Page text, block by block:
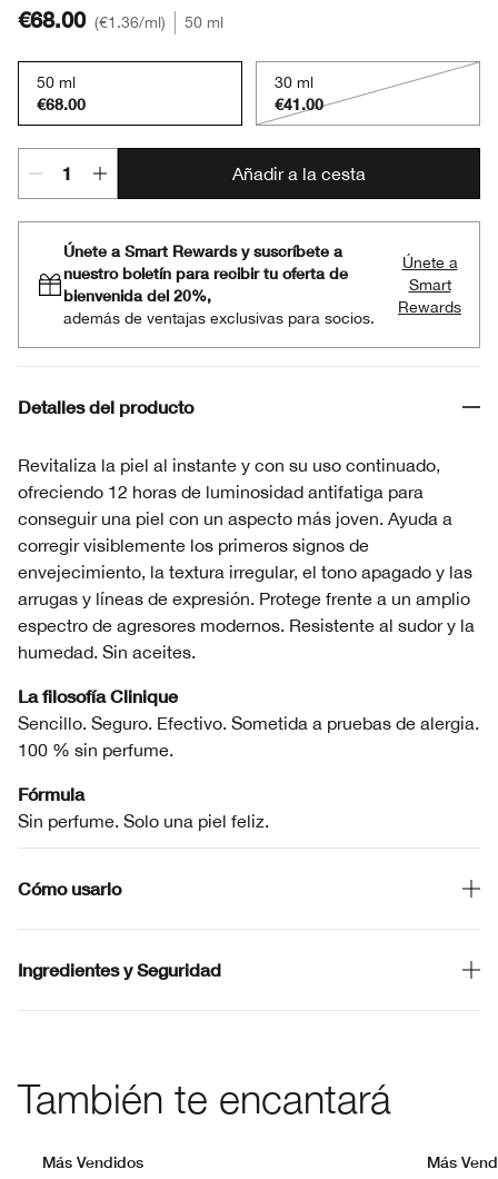
€68.00 €1.36/ml 50 ml
50 ml
€68.00
30 ml
€41.00
Añadir a la cesta
Únete a Smart Rewards y suscríbete a
nuestro boletín para recibir tu oferta de
bienvenida del 20%,
además de ventajas exclusivas para socios.
Únete a
Smart
Rewards
Detalles del producto
Revitaliza la piel al instante y con su uso continuado,
ofreciendo 12 horas de luminosidad antifatiga para
conseguir una piel con un aspecto más joven. Ayuda a
corregir visiblemente los primeros signos de
envejecimiento, la textura irregular, el tono apagado y las
arrugas y líneas de expresión. Protege frente a un amplio
espectro de agresores modernos. Resistente al sudor y la
humedad. Sin aceites.
La filosofía Clinique
Sencillo. Seguro. Efectivo. Sometida a pruebas de alergia.
100 % sin perfume.
Fórmula
Sin perfume. Solo una piel feliz.
Cómo usarlo
Ingredientes y Seguridad
También te encantará
Más Vendidos Más